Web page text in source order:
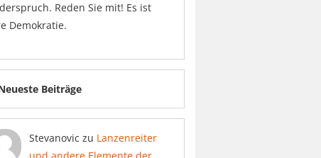
Reden Sie mit! Es ist
Demokratie.
Beiträge
Stevanovic zu Lanzenreiter